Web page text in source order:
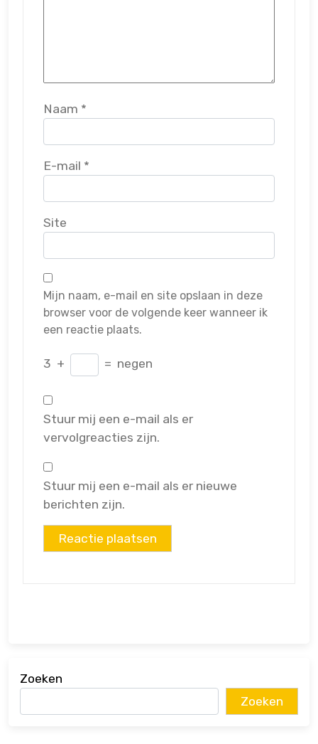
Naam *
E-mail *
Site
Mijn naam, e-mail en site opslaan in deze
browser voor de volgende keer wanneer ik
een reactie plaats.
3 + = negen
Stuur mij een e-mail als er
vervolgreacties zijn.
Stuur mij een e-mail als er nieuwe
berichten zijn.
Zoeken
Zoeken